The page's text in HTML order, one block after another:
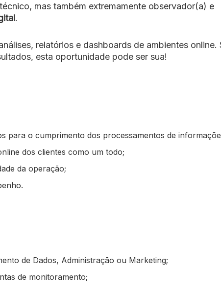
mas também extremamente observador(a) e
.
relatórios e dashboards de ambientes online.
esta oportunidade pode ser sua!
para o cumprimento dos processamentos de
dos clientes como um todo;
da operação;
de Dados, Administração ou Marketing;
de monitoramento;